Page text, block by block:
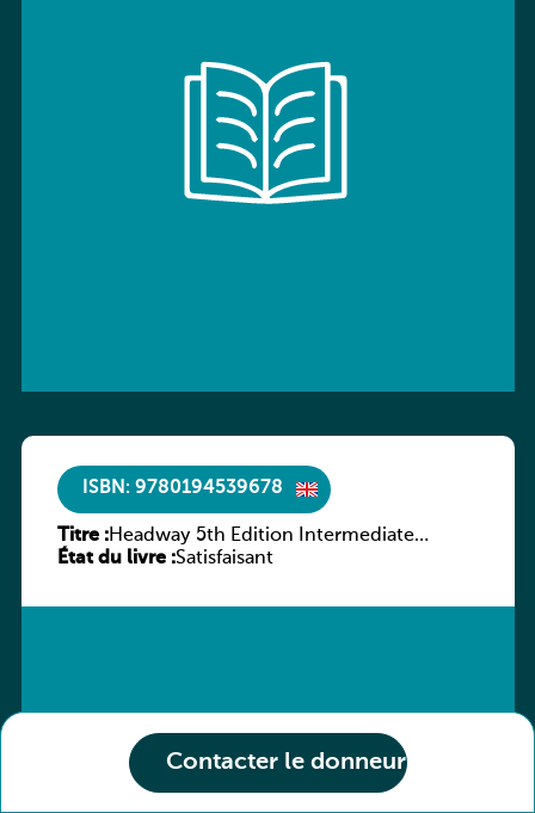
Contacter le donneur
ISBN: 9780194539678
Titre :Headway 5th Edition Intermediate
Workbook without key
État du livre :Satisfaisant